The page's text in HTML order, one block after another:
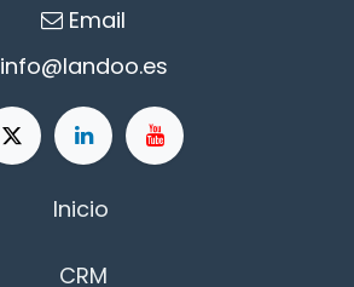
Email
info@lan​d​oo.es
Inicio
CRM